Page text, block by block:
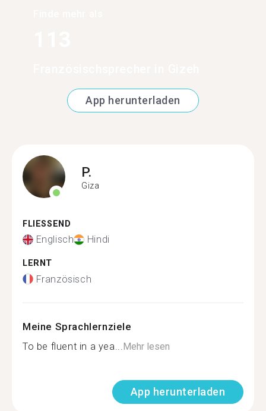
App herunterladen
P.
Giza
FLIESSEND
Englisch Hindi
LERNT
Französisch
Meine Sprachlernziele
To be fluent in a yea... Mehr lesen
App herunterladen